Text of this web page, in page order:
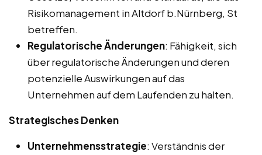
Risikomanagement in Altdorf b.Nürnberg, St
betreffen.
Regulatorische Änderungen: Fähigkeit, sich
über regulatorische Änderungen und deren
potenzielle Auswirkungen auf das
Unternehmen auf dem Laufenden zu halten.
Strategisches Denken
Unternehmensstrategie: Verständnis der